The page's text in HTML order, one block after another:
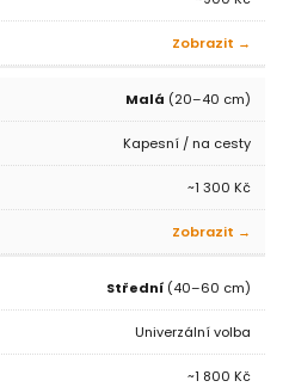
Zobrazit →
Malá (20–40 cm)
Kapesní / na cesty
~1 300 Kč
Zobrazit →
Střední (40–60 cm)
Univerzální volba
~1 800 Kč